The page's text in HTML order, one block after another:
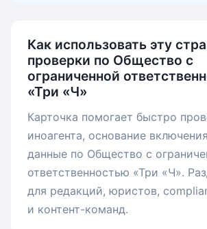
Как использовать эту
проверки по Общество с
ограниченной
«Три «Ч»
Карточка помогает быстро
иноагента, основание
данные по Общество с
ответственностью «Три «Ч».
для редакций, юристов,
и контент-команд.